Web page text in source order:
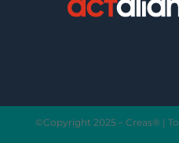
©Copyright 2025 – Creas® |